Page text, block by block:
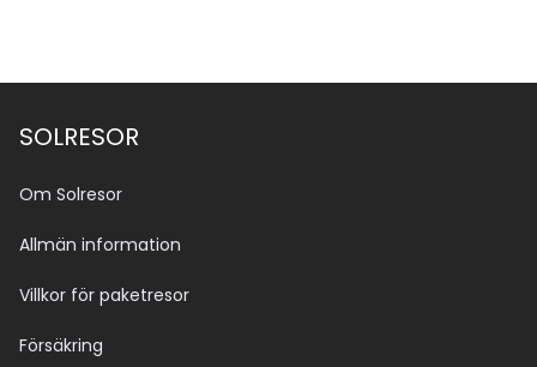
SOLRESOR
Om Solresor
Allmän information
Villkor för paketresor
Försäkring